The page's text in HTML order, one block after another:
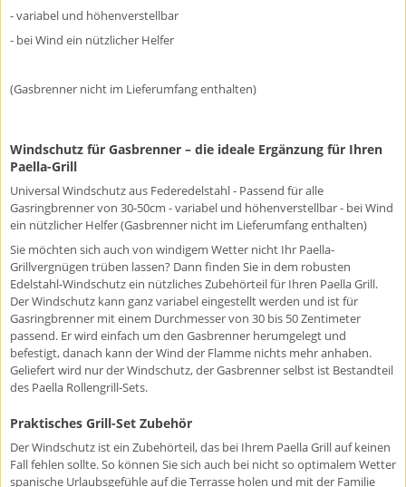
- variabel und höhenverstellbar
- bei Wind ein nützlicher Helfer
(Gasbrenner nicht im Lieferumfang enthalten)
Windschutz für Gasbrenner – die ideale Ergänzung für Ihren
Paella-Grill
Universal Windschutz aus Federedelstahl - Passend für alle
Gasringbrenner von 30-50cm - variabel und höhenverstellbar - bei Wind
ein nützlicher Helfer (Gasbrenner nicht im Lieferumfang enthalten)
Sie möchten sich auch von windigem Wetter nicht Ihr Paella-
Grillvergnügen trüben lassen? Dann finden Sie in dem robusten
Edelstahl-Windschutz ein nützliches Zubehörteil für Ihren Paella Grill.
Der Windschutz kann ganz variabel eingestellt werden und ist für
Gasringbrenner mit einem Durchmesser von 30 bis 50 Zentimeter
passend. Er wird einfach um den Gasbrenner herumgelegt und
befestigt, danach kann der Wind der Flamme nichts mehr anhaben.
Geliefert wird nur der Windschutz, der Gasbrenner selbst ist Bestandteil
des Paella Rollengrill-Sets.
Praktisches Grill-Set Zubehör
Der Windschutz ist ein Zubehörteil, das bei Ihrem Paella Grill auf keinen
Fall fehlen sollte. So können Sie sich auch bei nicht so optimalem Wetter
spanische Urlaubsgefühle auf die Terrasse holen und mit der Familie